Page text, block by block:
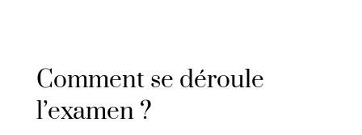
Comment se déroule
l’examen ?